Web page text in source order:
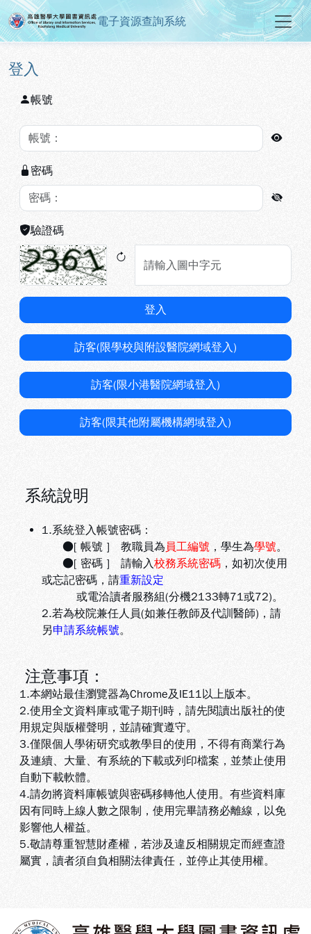
跳到主要內容
:::
高雄醫學大學圖書資訊處電子資
電子資源查詢系統
:::
登入
帳號
密碼
驗證碼
登入
訪客(限學校與附設醫院網域登入)
訪客(限小港醫院網域登入)
訪客(限其他附屬機構網域登入)
系統說明
1.系統登入帳號密碼：
●[ 帳號 ] 教職員為 員工編號 ，學生為學號。
●[ 密碼 ] 請輸入校務系統密碼 ，如初次使用
或忘記密碼，請重新設定
或電洽讀者服務組(分機2133轉71或72)。
2.若為校院兼任人員(如兼任教師及代訓醫師)，請
另申請系統帳號。
注意事項：
1.本網站最佳瀏覽器為Chrome及IE11以上版本。
2.使用全文資料庫或電子期刊時，請先閱讀出版社的使
用規定與版權聲明，並請確實遵守。
3.僅限個人學術研究或教學目的使用，不得有商業行為
及連續、大量、有系統的下載或列印檔案，並禁止使用
自動下載軟體。
4.請勿將資料庫帳號與密碼移轉他人使用。有些資料庫
因有同時上線人數之限制，使用完畢請務必離線，以免
影響他人權益。
5.敬請尊重智慧財產權，若涉及違反相關規定而經查證
屬實，讀者須自負相關法律責任，並停止其使用權。